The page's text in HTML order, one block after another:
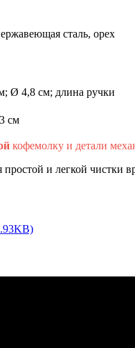
сталь, орех
Ø 4,8 см; длина ручки
см
кофемолку и детали
простой и легкой чистки